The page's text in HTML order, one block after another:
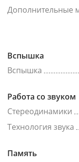
Дополнительные
Вспышка
Вспышка
Работа со звуком
Стереодинамики
Технология звука
Память